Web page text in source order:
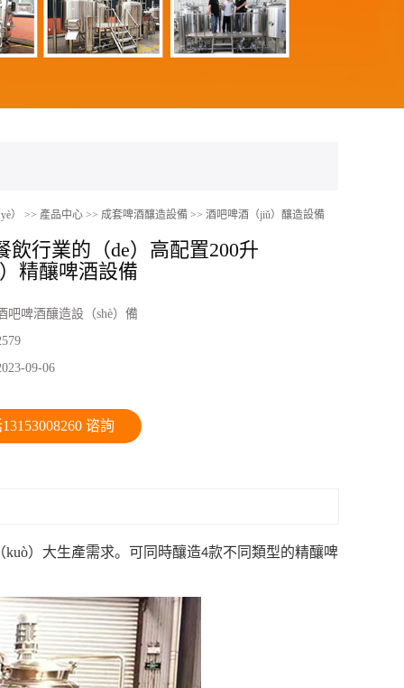
） >> 產品中心 >> 成套啤酒釀造設備 >> 酒吧啤酒（jiǔ）釀造設備
飲行業的（de）高配置200升
精釀啤酒設備
吧啤酒釀造設（shè）備
09-06
谘詢
kuò）大生產需求。可同時釀造4款不同類型的精釀啤